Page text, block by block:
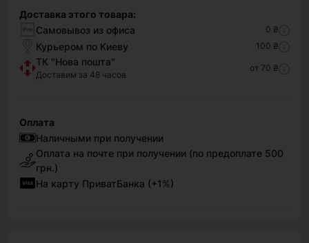
Доставка этого товара:
Самовывоз из офиса
0 ₴
Курьером по Киеву 100 ₴
ТК "Нова пошта"
Доставим за 48 часов
от 70 ₴
Оплата
Наличными при получении
Оплата на почте при получении (по предоплате 500
грн.)
На карту ПриватБанка (+1%)